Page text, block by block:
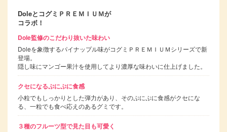
DoleとコグミＰＲＥＭＩＵＭが
コラボ！
Dole監修のこだわり抜いた味わい
Doleを象徴するパイナップル味がコグミＰＲＥＭＩＵＭシリーズで新
登場。
隠し味にマンゴー果汁を使用してより濃厚な味わいに仕上げました。
クセになるぷにぷに食感
小粒でもしっかりとした弾力があり、そのぷにぷに食感がクセにな
る、一粒でも食べ応えのあるグミです。
３種のフルーツ型で見た目も可愛く